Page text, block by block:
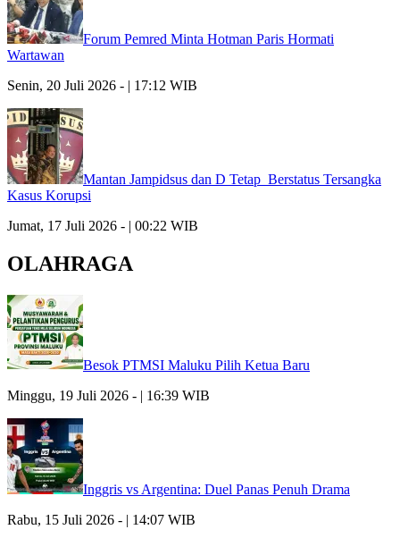
Forum Pemred Minta Hotman Paris Hormati
Wartawan
Senin, 20 Juli 2026 - | 17:12 WIB
Mantan Jampidsus dan D Tetap Berstatus Tersangka
Kasus Korupsi
Jumat, 17 Juli 2026 - | 00:22 WIB
OLAHRAGA
Besok PTMSI Maluku Pilih Ketua Baru
Minggu, 19 Juli 2026 - | 16:39 WIB
Inggris vs Argentina: Duel Panas Penuh Drama
Rabu, 15 Juli 2026 - | 14:07 WIB